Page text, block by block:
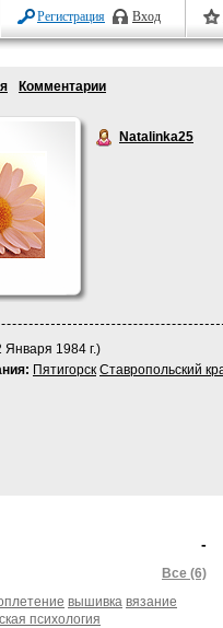
Регистрация Вход
Комментарии
Natalinka25
Января 1984 г.)
Пятигорск Ставропольский
-
Все (6)
вышивка вязание
психология